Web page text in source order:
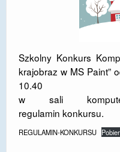
POLITYKA
RODO
EGZAMIN
Szkolny Konkurs
krajobraz w MS Paint”
10.40
w sali
regulamin konkursu.
REGULAMIN-KONKURSU